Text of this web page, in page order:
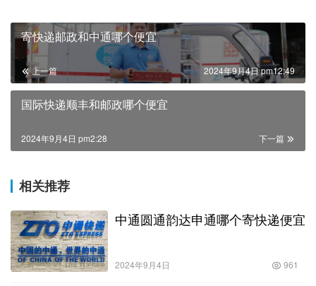
寄快递邮政和中通哪个便宜
上一篇 2024年9月4日 pm12:49
国际快递顺丰和邮政哪个便宜
下一篇
2024年9月4日 pm2:28
相关推荐
中通圆通韵达申通哪个寄快递便宜
2024年9月4日 961